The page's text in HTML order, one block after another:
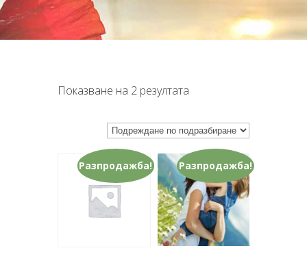
Показване на 2 резултата
Разпродажба! Разпродажба!